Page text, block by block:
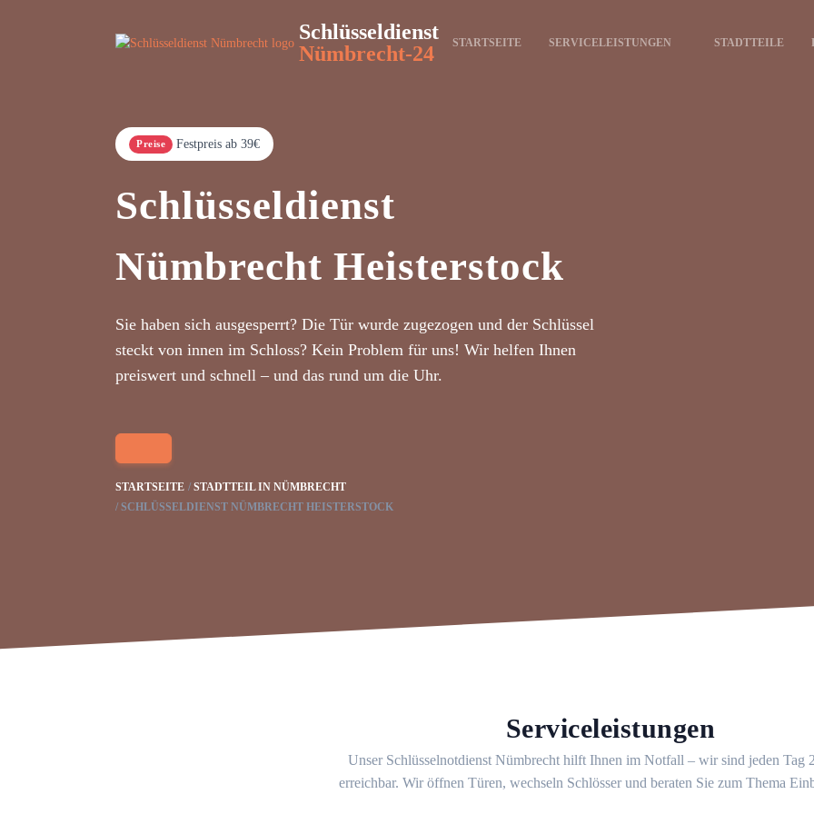
Schlüsseldienst
Nümbrecht-24
STARTSEITE SERVICELEISTUNGEN STADTTEILE
Preise Festpreis ab 39€
Schlüsseldienst
Nümbrecht Heisterstock
Sie haben sich ausgesperrt? Die Tür wurde zugezogen und der Schlüssel
steckt von innen im Schloss? Kein Problem für uns! Wir helfen Ihnen
preiswert und schnell – und das rund um die Uhr.
STARTSEITE
STADTTEIL IN NÜMBRECHT
SCHLÜSSELDIENST NÜMBRECHT HEISTERSTOCK
Serviceleistungen
Unser Schlüsselnotdienst Nümbrecht hilft Ihnen im Notfall – wir sind jeden Tag
erreichbar. Wir öffnen Türen, wechseln Schlösser und beraten Sie zum Thema